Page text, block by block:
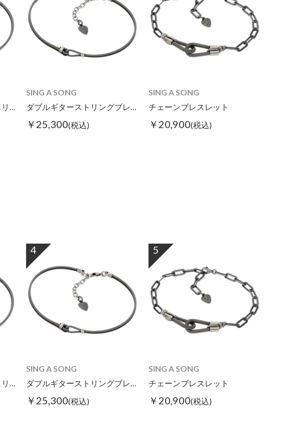
ギターストリングブレス スリム
SING A SONG
ダブルギターストリングブレス スリム
￥25,300(税込)
SING A SONG
チェーンブレスレット
￥20,900(税込)
ギターストリングブレス スリム
4
SING A SONG
ダブルギターストリングブレス スリム
￥25,300(税込)
5
SING A SONG
チェーンブレスレット
￥20,900(税込)